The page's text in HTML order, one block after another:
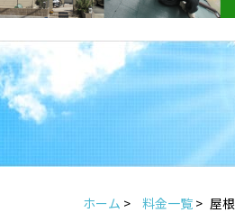
ホーム > 料金一覧 > 屋